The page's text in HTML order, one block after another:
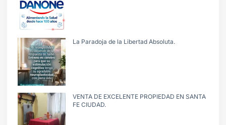
La Paradoja de la Libertad Absoluta.
VENTA DE EXCELENTE PROPIEDAD EN SANTA
FE CIUDAD.